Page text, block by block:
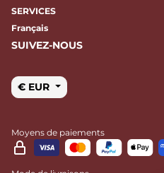
SERVICES
Français
SUIVEZ-NOUS
€ EUR
Moyens de paiements